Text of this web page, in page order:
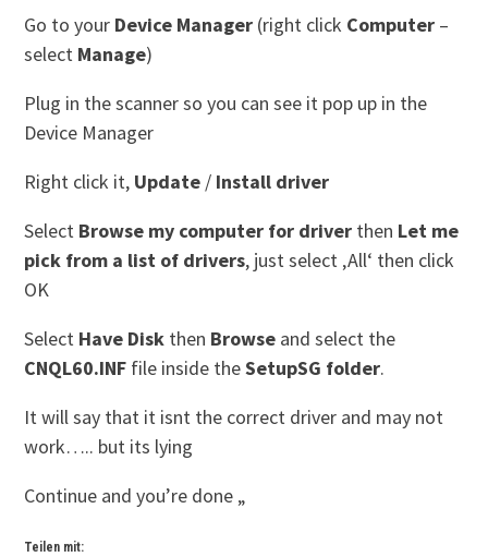
Go to your Device Manager (right click Computer –
select Manage)
Plug in the scanner so you can see it pop up in the
Device Manager
Right click it, Update / Install driver
Select Browse my computer for driver then Let me
pick from a list of drivers, just select ‚All‘ then click
OK
Select Have Disk then Browse and select the
CNQL60.INF file inside theSetupSG folder.
It will say that it isnt the correct driver and may not
work….. but its lying
Continue and you’re done „
Teilen mit: